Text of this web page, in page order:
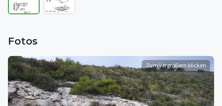
Fotos
Zum Vergrößern klicken